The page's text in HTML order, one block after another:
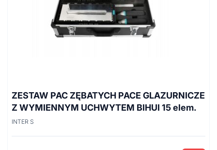
ZESTAW PAC ZĘBATYCH PACE GLAZURNICZE
Z WYMIENNYM UCHWYTEM BIHUI 15 elem.
INTER S